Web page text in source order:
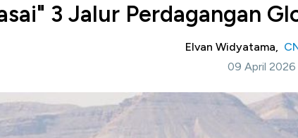
3 Jalur Perdagangan
Elvan Widyatama,
09 April 2026